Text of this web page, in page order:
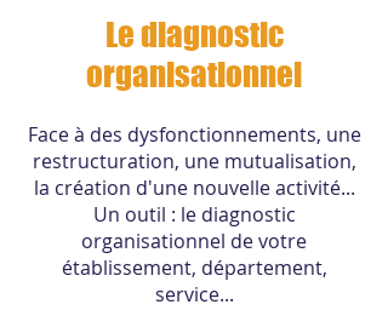
Le diagnostic
organisationnel
Face à des dysfonctionnements, une
restructuration, une mutualisation,
la création d'une nouvelle activité...
Un outil : le diagnostic
organisationnel de votre
établissement, département,
service...